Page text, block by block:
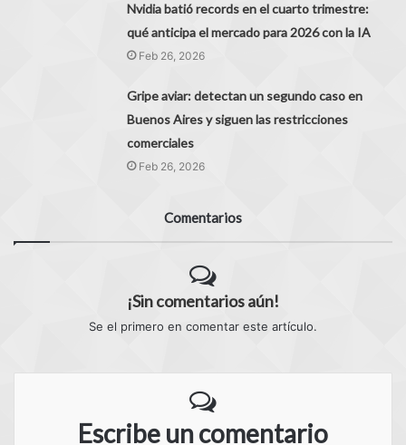
Nvidia batió records en el cuarto trimestre:
qué anticipa el mercado para 2026 con la IA
Feb 26, 2026
Gripe aviar: detectan un segundo caso en
Buenos Aires y siguen las restricciones
comerciales
Feb 26, 2026
Comentarios
¡Sin comentarios aún!
Se el primero en comentar este artículo.
Escribe un comentario